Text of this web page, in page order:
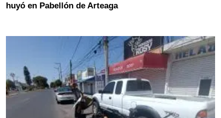
huyó en Pabellón de Arteaga